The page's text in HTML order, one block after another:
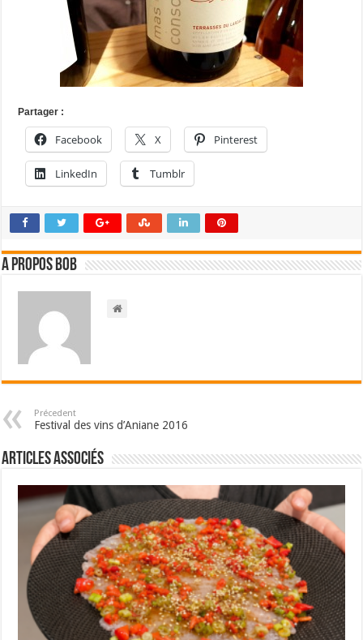
Partager :
Facebook X Pinterest
LinkedIn Tumblr
A propos bOb
Précedent
Festival des vins d’Aniane 2016
Articles associés